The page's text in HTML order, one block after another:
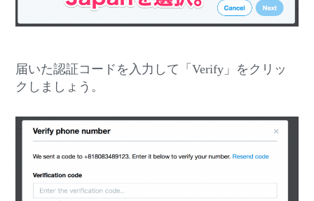
届いた認証コードを入力して「Verify」をクリッ
クしましょう。